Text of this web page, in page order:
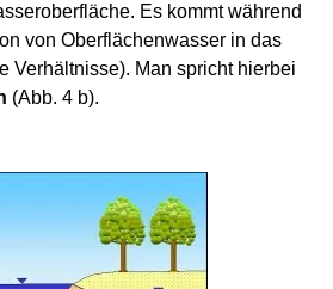
Es kommt während
von Oberflächenwasser in das
Verhältnisse). Man spricht hierbei
(Abb. 4 b).